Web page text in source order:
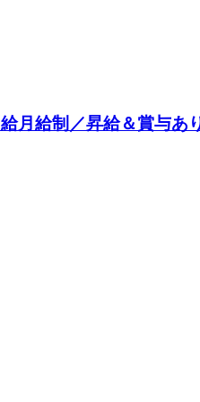
月給制／昇給＆賞与